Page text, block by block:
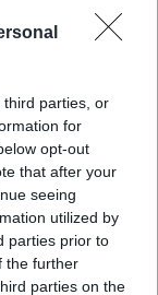
third parties, or
for
opt-out
that after your
seeing
utilized by
parties prior to
the further
parties on the